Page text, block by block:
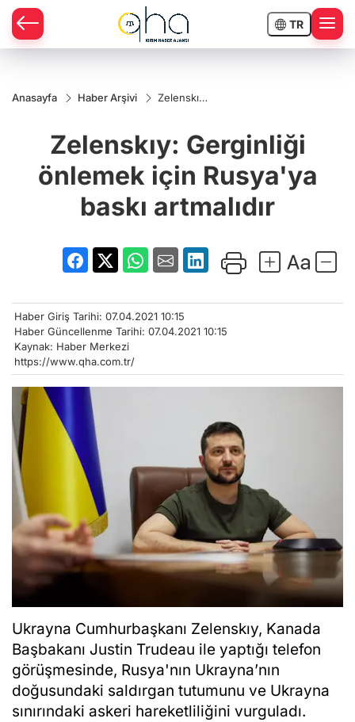
TR
Anasayfa Haber Arşivi
Zelenskıy:
Rusya'ya
baskı
artmalıdır
Zelenskıy: Gerginliği
önlemek için Rusya'ya
baskı artmalıdır
Haber Giriş Tarihi: 07.04.2021 10:15
Haber Güncellenme Tarihi: 07.04.2021 10:15
Kaynak: Haber Merkezi
https://www.qha.com.tr/
Ukrayna Cumhurbaşkanı Zelenskıy, Kanada
Başbakanı Justin Trudeau ile yaptığı telefon
görüşmesinde, Rusya'nın Ukrayna’nın
doğusundaki saldırgan tutumunu ve Ukrayna
sınırındaki askeri hareketliliğini vurguladı.